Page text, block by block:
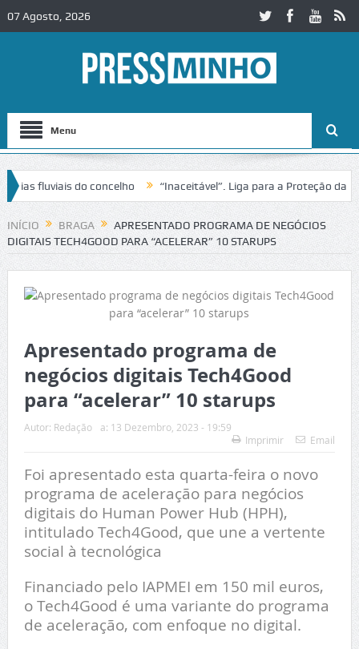
07 Agosto, 2026
Menu
do concelho “Inaceitável”. Liga para a Proteção da
INÍCIO BRAGA
APRESENTADO PROGRAMA DE NEGÓCIOS
DIGITAIS TECH4GOOD PARA “ACELERAR” 10 STARUPS
Apresentado programa de
negócios digitais Tech4Good
para “acelerar” 10 starups
Autor: Redação a: 13 Dezembro, 2023 - 19:59
Imprimir
Email
Foi apresentado esta quarta-feira o novo
programa de aceleração para negócios
digitais do Human Power Hub (HPH),
intitulado Tech4Good, que une a vertente
social à tecnológica
Financiado pelo IAPMEI em 150 mil euros,
o Tech4Good é uma variante do programa
de aceleração, com enfoque no digital.